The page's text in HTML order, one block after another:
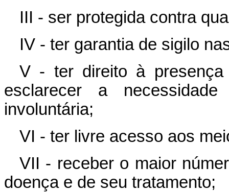
III - ser protegida contra
IV - ter garantia de sigilo
V - ter direito à presença
esclarecer a
involuntária;
VI - ter livre acesso aos
VII - receber o maior
doença e de seu tratamento;